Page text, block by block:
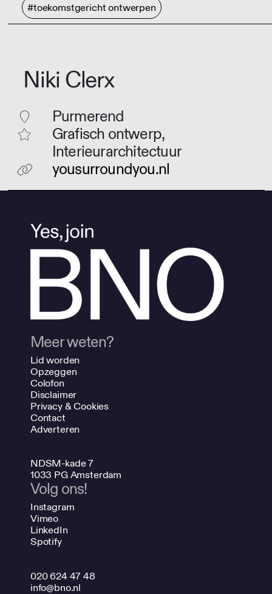
#toekomstgericht ontwerpen
Niki Clerx
Purmerend
Grafisch ontwerp,
Interieurarchitectuur
yousurroundyou.nl
Meer weten?
Lid worden
Opzeggen
Colofon
Disclaimer
Privacy & Cookies
Contact
Adverteren
NDSM-kade 7
1033 PG Amsterdam
Volg ons!
Instagram
Vimeo
LinkedIn
Spotify
020 624 47 48
info@bno.nl